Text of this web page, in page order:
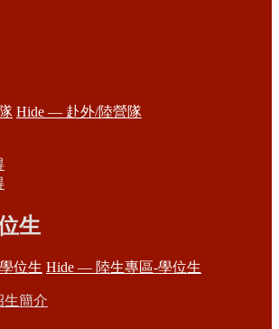
Hide — 赴外/陸營隊
生
位生 Hide — 陸生專區-學位生
生簡介